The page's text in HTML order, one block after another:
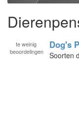
te weinig
beoordelingen
Dog's
Soorten